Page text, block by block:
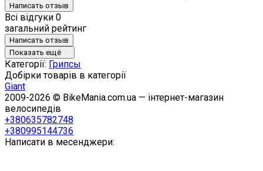
Написать отзыв
Всі відгуки 0
загальний рейтинг
Написать отзыв
Показать ещё
Категорії: Грипсы
Добірки товарів в категорії
Giant
2009-2026 © BikeMania.com.ua — інтернет-магазин
велосипедів
+380635782748
+380995144736
Написати в месенджери: